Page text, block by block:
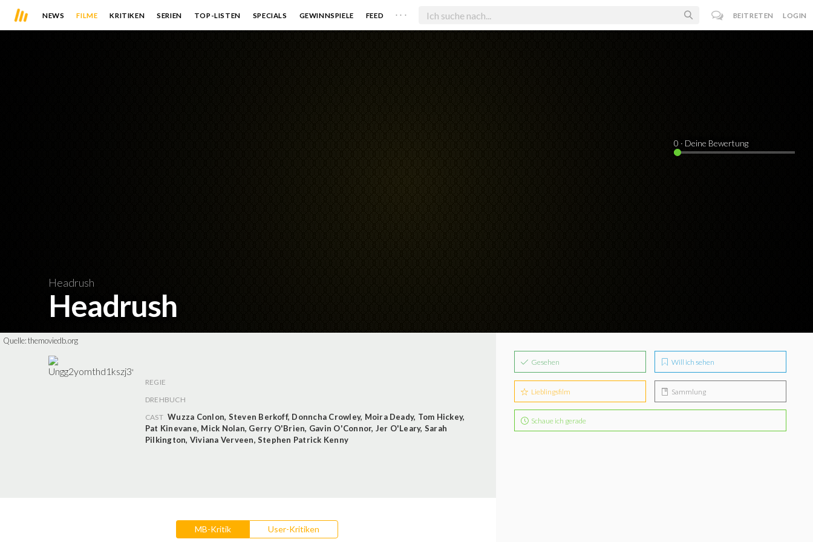
NEWS FILME KRITIKEN SERIEN TOP-LISTEN SPECIALS GEWINNSPIELE FEED . . . BEITRETEN LOGIN
Headrush
Headrush
0 · Deine Bewertung
Quelle:themoviedb.org
REGIE
DREHBUCH
CAST Wuzza Conlon, Steven Berkoff, Donncha Crowley, Moira Deady, Tom Hickey,
Pat Kinevane, Mick Nolan, Gerry O'Brien, Gavin O'Connor, Jer O'Leary, Sarah
Pilkington, Viviana Verveen, Stephen Patrick Kenny
MB-Kritik User-Kritiken
Gesehen Will ich sehen
Lieblingsfilm Sammlung
Schaue ich gerade